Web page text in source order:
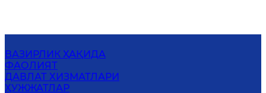
ВАЗИРЛИК ҲАҚИДА
ФАОЛИЯТ
ДАВЛАТ ХИЗМАТЛАРИ
ҲУЖЖАТЛАР